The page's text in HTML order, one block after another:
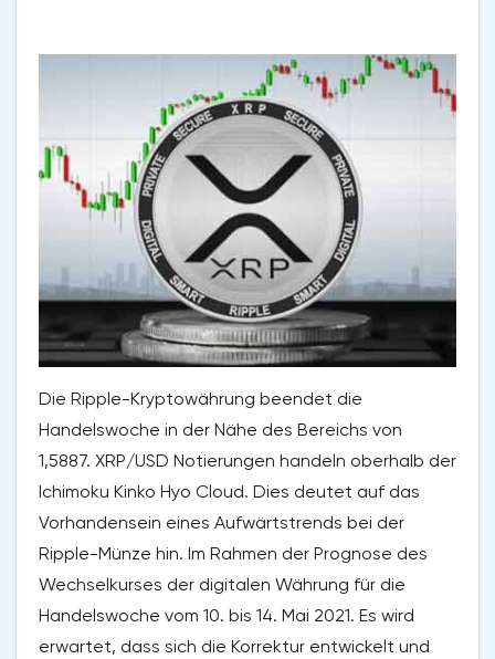
Die Ripple-Kryptowährung beendet die
Handelswoche in der Nähe des Bereichs von
1,5887. XRP/USD Notierungen handeln oberhalb der
Ichimoku Kinko Hyo Cloud. Dies deutet auf das
Vorhandensein eines Aufwärtstrends bei der
Ripple-Münze hin. Im Rahmen der Prognose des
Wechselkurses der digitalen Währung für die
Handelswoche vom 10. bis 14. Mai 2021. Es wird
erwartet, dass sich die Korrektur entwickelt und